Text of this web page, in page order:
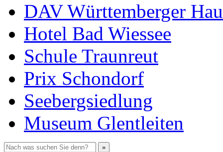
DAV Württemberger
Hotel Bad Wiessee
Schule Traunreut
Prix Schondorf
Seebergsiedlung
Museum Glentleiten